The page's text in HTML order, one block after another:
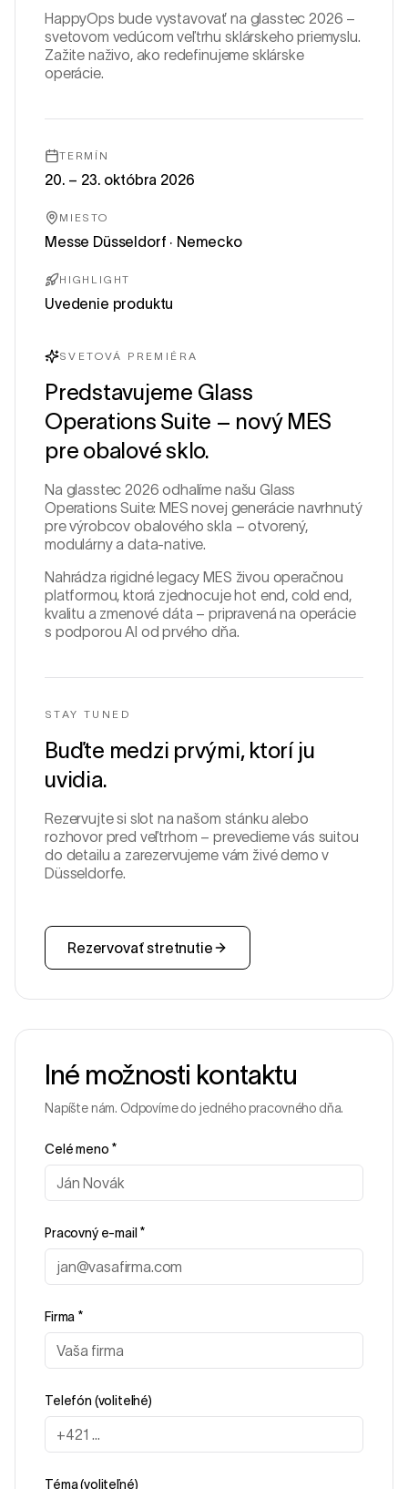
HappyOps bude vystavovať na glasstec 2026 –
svetovom vedúcom veľtrhu sklárskeho priemyslu.
Zažite naživo, ako redefinujeme sklárske
operácie.
TERMÍN
20. – 23. októbra 2026
MIESTO
Messe Düsseldorf · Nemecko
HIGHLIGHT
Uvedenie produktu
SVETOVÁ PREMIÉRA
Predstavujeme Glass
Operations Suite – nový MES
pre obalové sklo.
Na glasstec 2026 odhalíme našu Glass
Operations Suite: MES novej generácie navrhnutý
pre výrobcov obalového skla – otvorený,
modulárny a data-native.
Nahrádza rigidné legacy MES živou operačnou
platformou, ktorá zjednocuje hot end, cold end,
kvalitu a zmenové dáta – pripravená na operácie
s podporou AI od prvého dňa.
STAY TUNED
Buďte medzi prvými, ktorí ju
uvidia.
Rezervujte si slot na našom stánku alebo
rozhovor pred veľtrhom – prevedieme vás suitou
do detailu a zarezervujeme vám živé demo v
Düsseldorfe.
Rezervovať stretnutie
Iné možnosti kontaktu
Napíšte nám. Odpovíme do jedného pracovného dňa.
Celé meno *
Pracovný e-mail *
Firma *
Telefón (voliteľné)
Téma (voliteľné)